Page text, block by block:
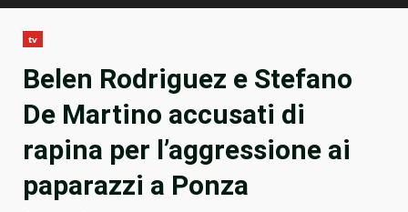
tv
Belen Rodriguez e Stefano
De Martino accusati di
rapina per l’aggressione ai
paparazzi a Ponza